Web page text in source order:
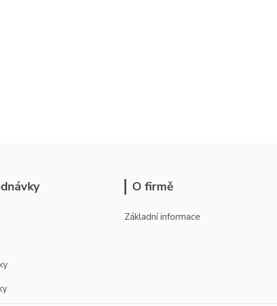
O firmě
Základní informace